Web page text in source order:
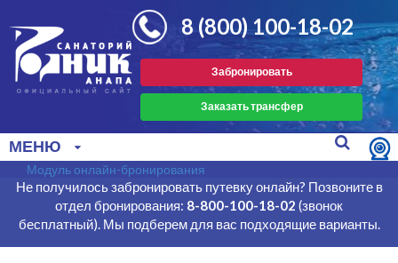
Забронировать
Заказать трансфер
8 (800) 100-18-02
МЕНЮ
Модуль онлайн-бронирования
Не получилось забронировать путевку онлайн? Позвоните в
отдел бронирования: 8-800-100-18-02 (звонок
бесплатный). Мы подберем для вас подходящие варианты.